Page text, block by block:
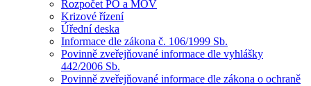
Rozpočet PO a MOV
Krizové řízení
Úřední deska
Informace dle zákona č. 106/1999 Sb.
Povinně zveřejňované informace dle vyhlášky
442/2006 Sb.
Povinně zveřejňované informace dle zákona o ochraně